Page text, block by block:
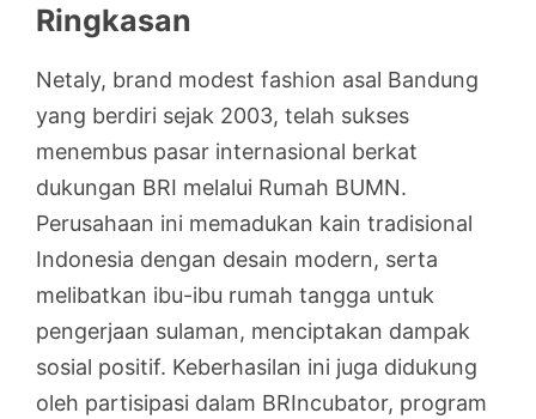
Ringkasan
Netaly, brand modest fashion asal Bandung
yang berdiri sejak 2003, telah sukses
menembus pasar internasional berkat
dukungan BRI melalui Rumah BUMN.
Perusahaan ini memadukan kain tradisional
Indonesia dengan desain modern, serta
melibatkan ibu-ibu rumah tangga untuk
pengerjaan sulaman, menciptakan dampak
sosial positif. Keberhasilan ini juga didukung
oleh partisipasi dalam BRIncubator, program